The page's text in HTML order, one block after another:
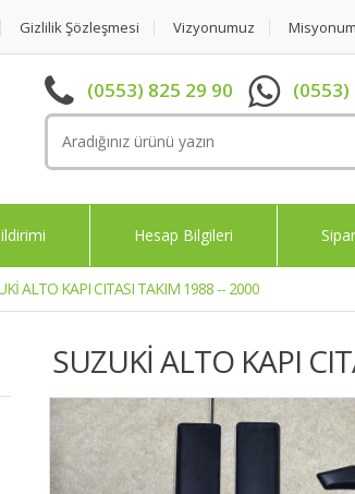
Gizlilik Şözleşmesi Vizyonumuz
(0553) 825 29 90 (0553)
Hesap Bilgileri
ALTO KAPI CITASI TAKIM 1988 -- 2000
SUZUKİ ALTO KAPI